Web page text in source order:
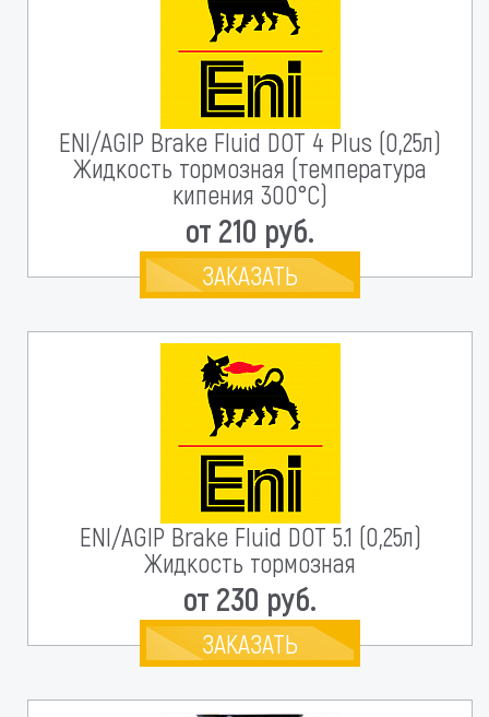
ENI/AGIP Brake Fluid DOT 4 Plus (0,25л)
Жидкость тормозная (температура
кипения 300°C)
от 210 руб.
ЗАКАЗАТЬ
ENI/AGIP Brake Fluid DOT 5.1 (0,25л)
Жидкость тормозная
от 230 руб.
ЗАКАЗАТЬ